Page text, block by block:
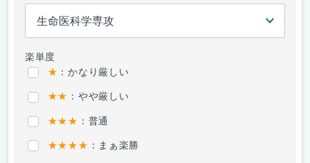
楽単度
★ ：かなり厳しい
★★ ：やや厳しい
★★★ ：普通
★★★★ ：まぁ楽勝